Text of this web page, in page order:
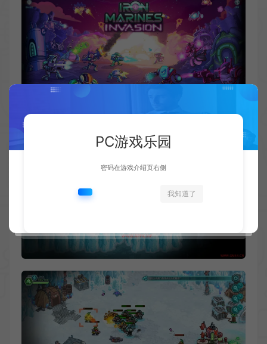
PC游戏乐园
密码在游戏介绍页右侧
我知道了